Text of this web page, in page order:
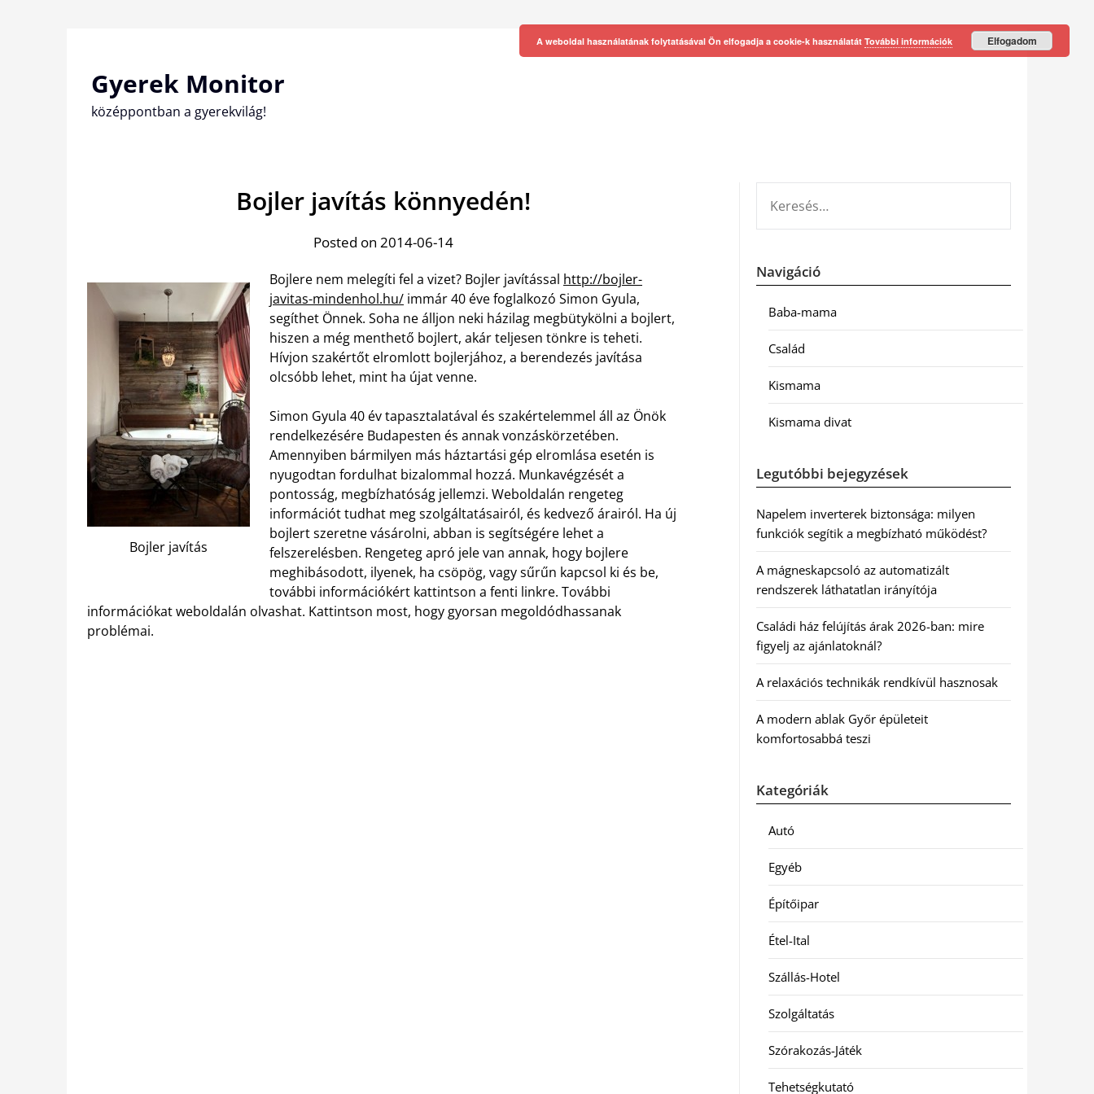
Gyerek Monitor
középpontban a gyerekvilág!
Bojler javítás könnyedén!
Posted on 2014-06-14
Bojler javítás
Bojlere nem melegíti fel a vizet? Bojler javítással http://bojler-
javitas-mindenhol.hu/ immár 40 éve foglalkozó Simon Gyula,
segíthet Önnek. Soha ne álljon neki házilag megbütykölni a bojlert,
hiszen a még menthető bojlert, akár teljesen tönkre is teheti.
Hívjon szakértőt elromlott bojlerjához, a berendezés javítása
olcsóbb lehet, mint ha újat venne.
Simon Gyula 40 év tapasztalatával és szakértelemmel áll az Önök
rendelkezésére Budapesten és annak vonzáskörzetében.
Amennyiben bármilyen más háztartási gép elromlása esetén is
nyugodtan fordulhat bizalommal hozzá. Munkavégzését a
pontosság, megbízhatóság jellemzi. Weboldalán rengeteg
információt tudhat meg szolgáltatásairól, és kedvező árairól. Ha új
bojlert szeretne vásárolni, abban is segítségére lehet a
felszerelésben. Rengeteg apró jele van annak, hogy bojlere
meghibásodott, ilyenek, ha csöpög, vagy sűrűn kapcsol ki és be,
további információkért kattintson a fenti linkre. További
információkat weboldalán olvashat. Kattintson most, hogy gyorsan megoldódhassanak
problémai.
Navigáció
Baba-mama
Család
Kismama
Kismama divat
Legutóbbi bejegyzések
Napelem inverterek biztonsága: milyen
funkciók segítik a megbízható működést?
A mágneskapcsoló az automatizált
rendszerek láthatatlan irányítója
Családi ház felújítás árak 2026-ban: mire
figyelj az ajánlatoknál?
A relaxációs technikák rendkívül hasznosak
A modern ablak Győr épületeit
komfortosabbá teszi
Kategóriák
Autó
Egyéb
Építőipar
Étel-Ital
Szállás-Hotel
Szolgáltatás
Szórakozás-Játék
Tehetségkutató
A weboldal használatának folytatásával Ön elfogadja a cookie-k használatát További információk Elfogadom